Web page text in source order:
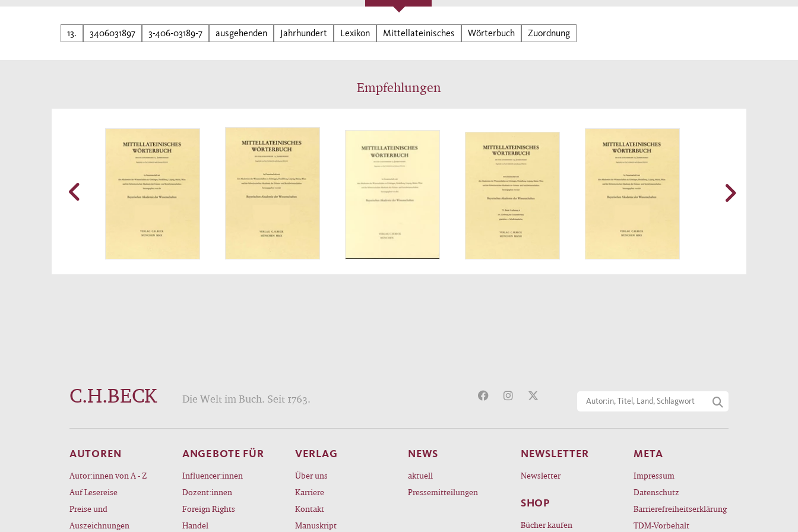
13. 3406031897 3-406-03189-7 ausgehenden Jahrhundert Lexikon Mittellateinisches Wörterbuch Zuordnung
Empfehlungen
C.H.BECK Die Welt im Buch. Seit 1763.
AUTOREN
Autor:innen von A - Z
Auf Lesereise
Preise und
Auszeichnungen
ANGEBOTE FÜR
Influencer:innen
Dozent:innen
Foreign Rights
Handel
VERLAG
Über uns
Karriere
Kontakt
Manuskript
NEWS
aktuell
Pressemitteilungen
NEWSLETTER
Newsletter
SHOP
Bücher kaufen
META
Impressum
Datenschutz
Barrierefreiheitserklärung
TDM-Vorbehalt